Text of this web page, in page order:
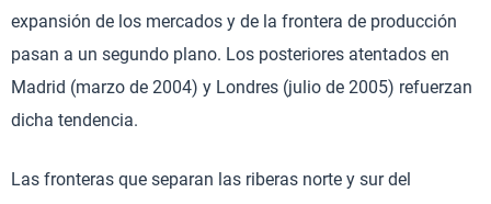
expansión de los mercados y de la frontera de producción
pasan a un segundo plano. Los posteriores atentados en
Madrid (marzo de 2004) y Londres (julio de 2005) refuerzan
dicha tendencia.
Las fronteras que separan las riberas norte y sur del